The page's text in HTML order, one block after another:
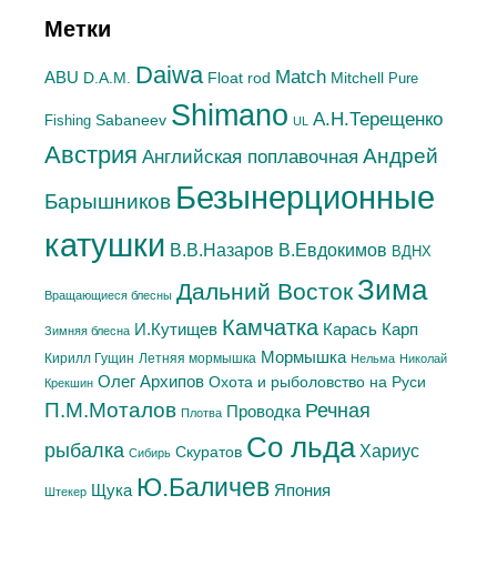
Метки
ABU D.A.M. Daiwa Float rod Match Mitchell Pure
Fishing Sabaneev Shimano UL А.H.Терещенко
Австрия Английская поплавочная Андрей
Барышников Безынерционные
катушки В.В.Назаров В.Евдокимов ВДНХ
Вращающиеся блесны Дальний Восток Зима
Зимняя блесна И.Кутищев Камчатка Карась Карп
Кирилл Гущин Летняя мормышка Мормышка Нельма Николай
Крекшин Олег Архипов Охота и рыболовство на Руси
П.М.Моталов Плотва Проводка Речная
рыбалка Сибирь Скуратов Со льда Хариус
Штекер Щука Ю.Баличев Япония